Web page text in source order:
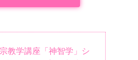
教学講座「神智学」シ